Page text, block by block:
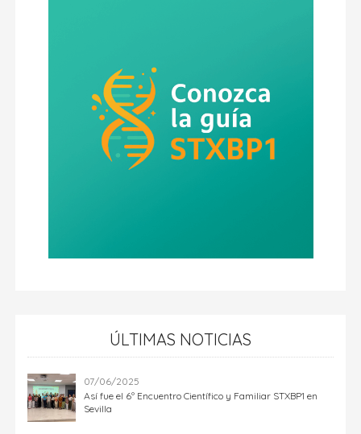
ÚLTIMAS NOTICIAS
07/06/2025
Así fue el 6º Encuentro Científico y Familiar STXBP1 en
Sevilla